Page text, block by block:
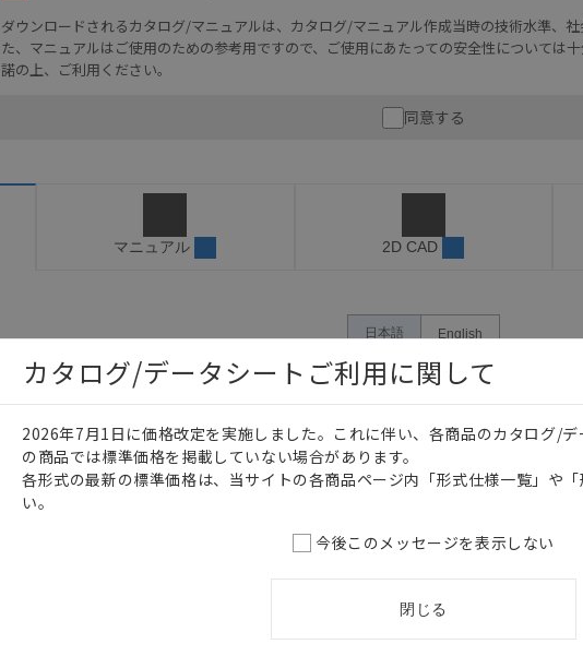
ダウンロードされるカタログ/マニュアルは、カタログ/マニュアル作成当時の技術水準、
た、マニュアルはご使用のための参考用ですので、ご使用にあたっての安全性については
諾の上、ご利用ください。
お客様が本製品を人命や財産に重大な危険を及ぼすような用途に使用される場合には、
長設計により必要な安全性を確保できるよう設計されていること、および本製品が全体
カタログ/マニュアルに記載されているアプリケーション事例は参考用ですので、ご採用
記載されているサービス内容や連絡先等は作成当時のものであり、変更・改定させてい
同意する
マニュアル 2D CAD
日本語 English
カタログ/データシートご利用に関して
2026年7月1日に価格改定を実施しました。これに伴い、各商品のカタログ/
の商品では標準価格を掲載していない場合があります。
各形式の最新の標準価格は、当サイトの各商品ページ内「形式仕様一覧」や
い。
今後このメッセージを表示しない
閉じる